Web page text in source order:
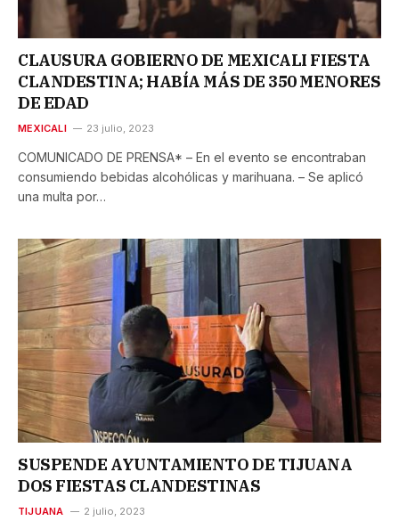
CLAUSURA GOBIERNO DE MEXICALI FIESTA
CLANDESTINA; HABÍA MÁS DE 350 MENORES
DE EDAD
MEXICALI 23 julio, 2023
COMUNICADO DE PRENSA* – En el evento se encontraban
consumiendo bebidas alcohólicas y marihuana. – Se aplicó
una multa por…
SUSPENDE AYUNTAMIENTO DE TIJUANA
DOS FIESTAS CLANDESTINAS
TIJUANA 2 julio, 2023